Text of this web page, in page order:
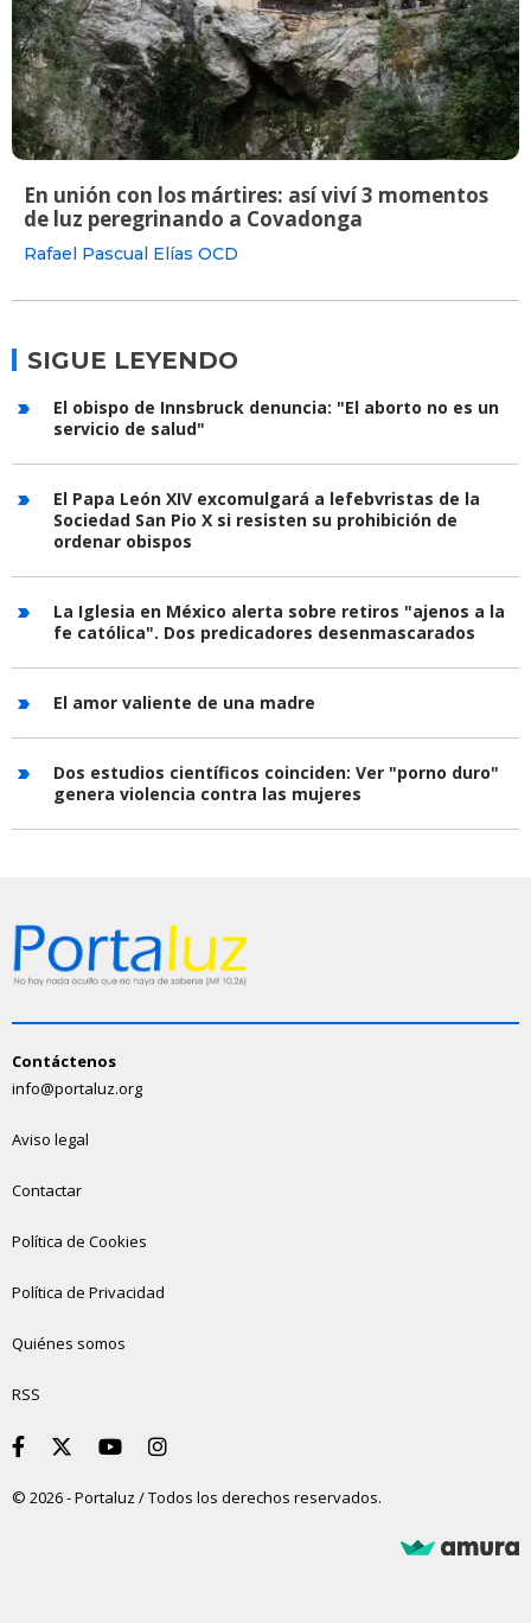
En unión con los mártires: así viví 3 momentos
de luz peregrinando a Covadonga
Rafael Pascual Elías OCD
SIGUE LEYENDO
El obispo de Innsbruck denuncia: "El aborto no es un
servicio de salud"
El Papa León XIV excomulgará a lefebvristas de la
Sociedad San Pio X si resisten su prohibición de
ordenar obispos
La Iglesia en México alerta sobre retiros "ajenos a la
fe católica". Dos predicadores desenmascarados
El amor valiente de una madre
Dos estudios científicos coinciden: Ver "porno duro"
genera violencia contra las mujeres
Contáctenos
info@portaluz.org
Aviso legal
Contactar
Política de Cookies
Política de Privacidad
Quiénes somos
RSS
© 2026 - Portaluz / Todos los derechos reservados.